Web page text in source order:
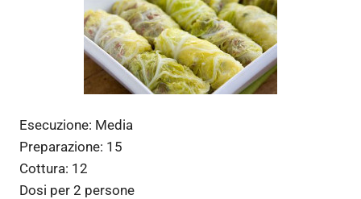
Esecuzione: Media
Preparazione: 15
Cottura: 12
Dosi per 2 persone